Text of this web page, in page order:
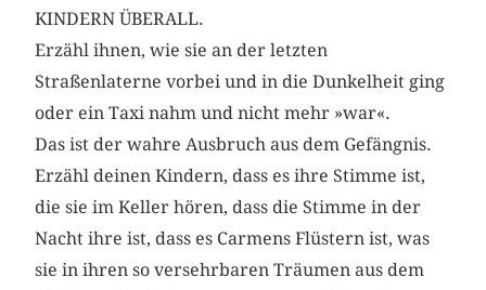
KINDERN ÜBERALL.
Erzähl ihnen, wie sie an der letzten
Straßenlaterne vorbei und in die Dunkelheit ging
oder ein Taxi nahm und nicht mehr »war«.
Das ist der wahre Ausbruch aus dem Gefängnis.
Erzähl deinen Kindern, dass es ihre Stimme ist,
die sie im Keller hören, dass die Stimme in der
Nacht ihre ist, dass es Carmens Flüstern ist, was
sie in ihren so versehrbaren Träumen aus dem